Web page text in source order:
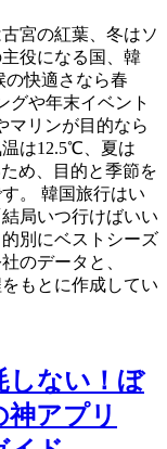
宮の紅葉、冬はソ
役になる国、韓
の快適さなら春
グや年末イベント
マリンが目的なら
は12.5℃、夏は
め、目的と季節を
。 韓国旅行はい
局いつ行けばいい
別にベストシーズ
のデータと、
もとに作成してい
しない！ぼ
アプリ